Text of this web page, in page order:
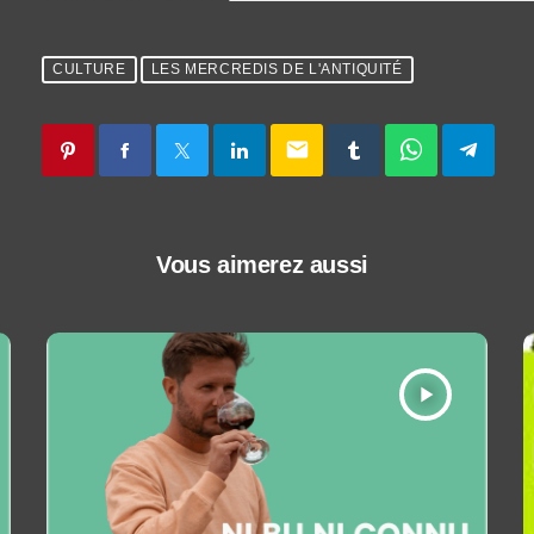
CULTURE LES MERCREDIS DE L'ANTIQUITÉ
email
Vous aimerez aussi
play_arrow